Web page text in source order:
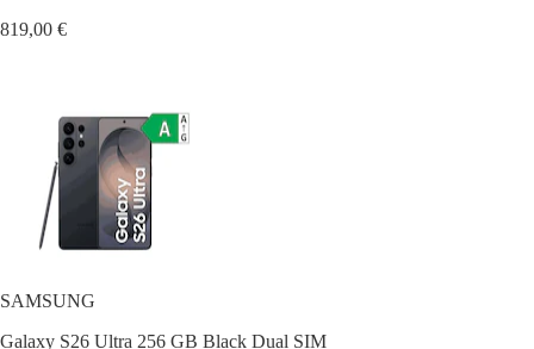
819,00 €
SAMSUNG
Galaxy S26 Ultra 256 GB Black Dual SIM